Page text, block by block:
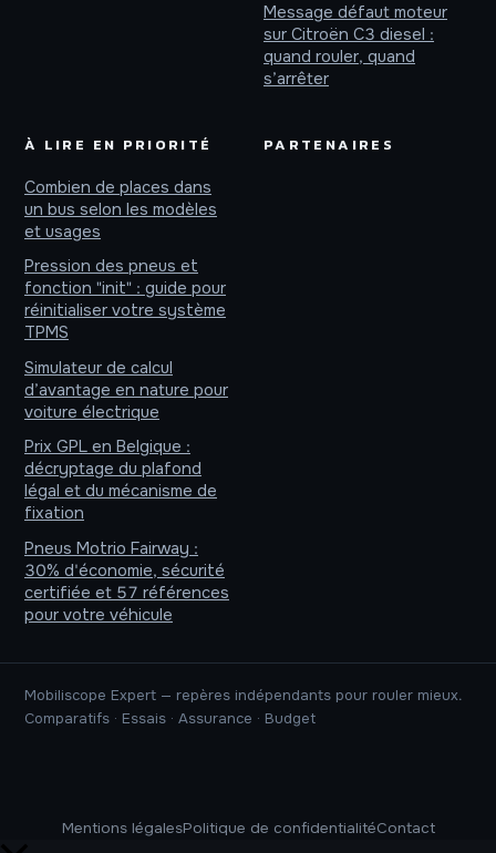
Message défaut moteur
sur Citroën C3 diesel :
quand rouler, quand
s’arrêter
À LIRE EN PRIORITÉ
Combien de places dans
un bus selon les modèles
et usages
Pression des pneus et
fonction "init" : guide pour
réinitialiser votre système
TPMS
Simulateur de calcul
d’avantage en nature pour
voiture électrique
Prix GPL en Belgique :
décryptage du plafond
légal et du mécanisme de
fixation
Pneus Motrio Fairway :
30% d'économie, sécurité
certifiée et 57 références
pour votre véhicule
PARTENAIRES
Mobiliscope Expert — repères indépendants pour rouler mieux.
Comparatifs · Essais · Assurance · Budget
Mentions légalesPolitique de confidentialitéContact